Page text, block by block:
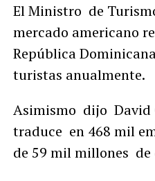
El Minist​ro de
mercado americano
República
turistas anualmente.​
Asimismo dijo David
traduce en 468 mil
de 59 mil millones de